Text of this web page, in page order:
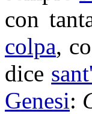
con
colpa,
dice sant'
Genesi: